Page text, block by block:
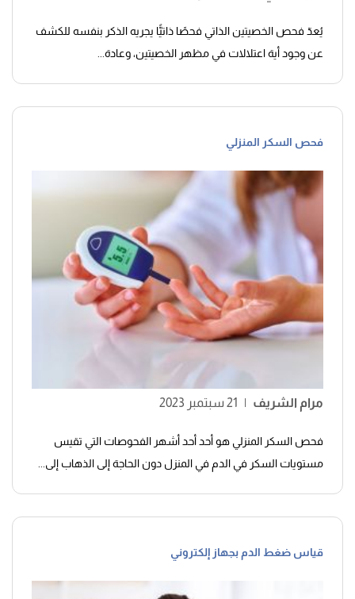
يُعدّ فحص الخصيتين الذاتي فحصًا ذاتيًّا يجريه الذكر بنفسه للكشف
عن وجود أية اعتلالات في مظهر الخصيتين، وعادة...
فحص السكر المنزلي
مرام الشريف | 21 سبتمبر 2023
فحص السكر المنزلي هو أحد أحد أشهر الفحوصات التي تقيس
مستويات السكر في الدم في المنزل دون الحاجة إلى الذهاب إلى...
قياس ضغط الدم بجهاز إلكتروني